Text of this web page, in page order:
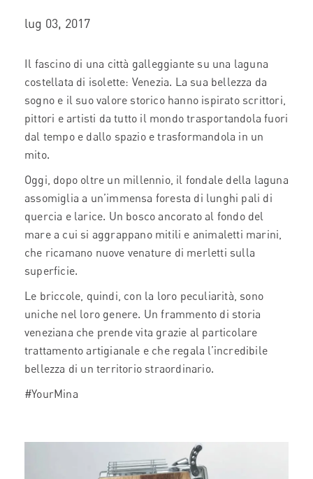
lug 03, 2017
Il fascino di una città galleggiante su una laguna
costellata di isolette: Venezia. La sua bellezza da
sogno e il suo valore storico hanno ispirato scrittori,
pittori e artisti da tutto il mondo trasportandola fuori
dal tempo e dallo spazio e trasformandola in un
mito.
Oggi, dopo oltre un millennio, il fondale della laguna
assomiglia a un’immensa foresta di lunghi pali di
quercia e larice. Un bosco ancorato al fondo del
mare a cui si aggrappano mitili e animaletti marini,
che ricamano nuove venature di merletti sulla
superficie.
Le briccole, quindi, con la loro peculiarità, sono
uniche nel loro genere. Un frammento di storia
veneziana che prende vita grazie al particolare
trattamento artigianale e che regala l’incredibile
bellezza di un territorio straordinario.
#YourMina